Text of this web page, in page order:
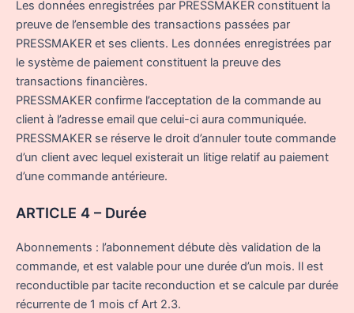
Les données enregistrées par PRESSMAKER constituent la
preuve de l’ensemble des transactions passées par
PRESSMAKER et ses clients. Les données enregistrées par
le système de paiement constituent la preuve des
transactions financières.
PRESSMAKER confirme l’acceptation de la commande au
client à l’adresse email que celui-ci aura communiquée.
PRESSMAKER se réserve le droit d’annuler toute commande
d’un client avec lequel existerait un litige relatif au paiement
d’une commande antérieure.
ARTICLE 4 – Durée
Abonnements : l’abonnement débute dès validation de la
commande, et est valable pour une durée d’un mois. Il est
reconductible par tacite reconduction et se calcule par durée
récurrente de 1 mois cf Art 2.3.